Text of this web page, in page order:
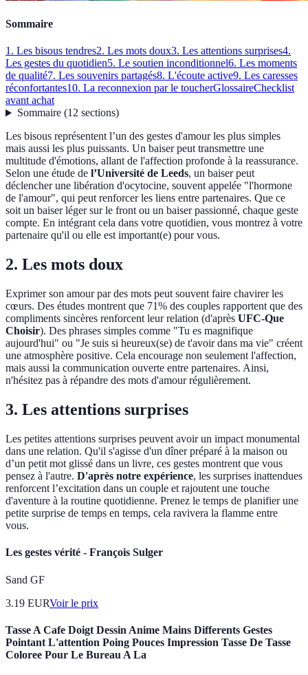
Sommaire
1. Les bisous tendres2. Les mots doux3. Les attentions surprises4.
Les gestes du quotidien5. Le soutien inconditionnel6. Les moments
de qualité7. Les souvenirs partagés8. L'écoute active9. Les caresses
réconfortantes10. La reconnexion par le toucherGlossaireChecklist
avant achat
Sommaire(12 sections)
Les bisous représentent l’un des gestes d'amour les plus simples
mais aussi les plus puissants. Un baiser peut transmettre une
multitude d'émotions, allant de l'affection profonde à la reassurance.
Selon une étude de l’Université de Leeds, un baiser peut
déclencher une libération d'ocytocine, souvent appelée "l'hormone
de l'amour", qui peut renforcer les liens entre partenaires. Que ce
soit un baiser léger sur le front ou un baiser passionné, chaque geste
compte. En intégrant cela dans votre quotidien, vous montrez à votre
partenaire qu'il ou elle est important(e) pour vous.
2. Les mots doux
Exprimer son amour par des mots peut souvent faire chavirer les
cœurs. Des études montrent que 71% des couples rapportent que des
compliments sincères renforcent leur relation (d'après UFC-Que
Choisir). Des phrases simples comme "Tu es magnifique
aujourd'hui" ou "Je suis si heureux(se) de t'avoir dans ma vie" créent
une atmosphère positive. Cela encourage non seulement l'affection,
mais aussi la communication ouverte entre partenaires. Ainsi,
n'hésitez pas à répandre des mots d'amour régulièrement.
3. Les attentions surprises
Les petites attentions surprises peuvent avoir un impact monumental
dans une relation. Qu'il s'agisse d'un dîner préparé à la maison ou
d’un petit mot glissé dans un livre, ces gestes montrent que vous
pensez à l'autre. D'après notre expérience, les surprises inattendues
renforcent l’excitation dans un couple et rajoutent une touche
d'aventure à la routine quotidienne. Prenez le temps de planifier une
petite surprise de temps en temps, cela ravivera la flamme entre
vous.
Les gestes vérité - François Sulger
Sand GF
3.19 EURVoir le prix
Tasse A Cafe Doigt Dessin Anime Mains Differents Gestes
Pointant L'attention Poing Pouces Impression Tasse De Tasse
Coloree Pour Le Bureau A La